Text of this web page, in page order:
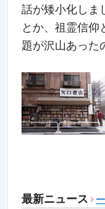
話が矮小化し
とか、祖霊信仰
題が沢山あった
最新ニュース